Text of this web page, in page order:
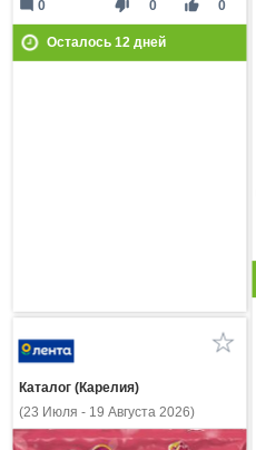
thumb_down 0 thumb_up 0
mode_comment 0
Осталось 12дней
Каталог (Карелия)
(23 Июля - 19 Августа 2026)